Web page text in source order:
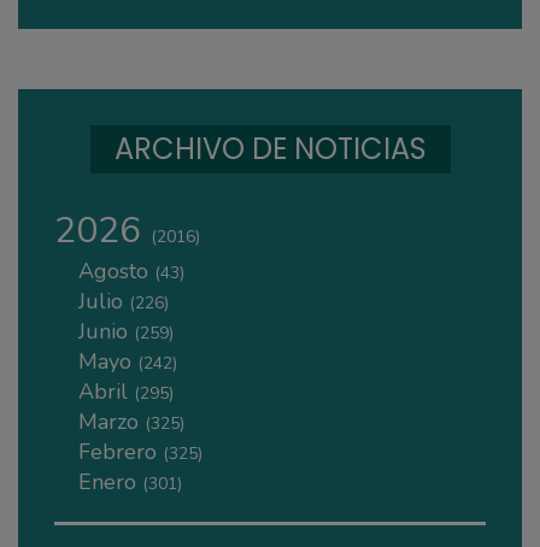
ARCHIVO DE NOTICIAS
2026 (2016)
Agosto (43)
Julio (226)
Junio (259)
Mayo (242)
Abril (295)
Marzo (325)
Febrero (325)
Enero (301)